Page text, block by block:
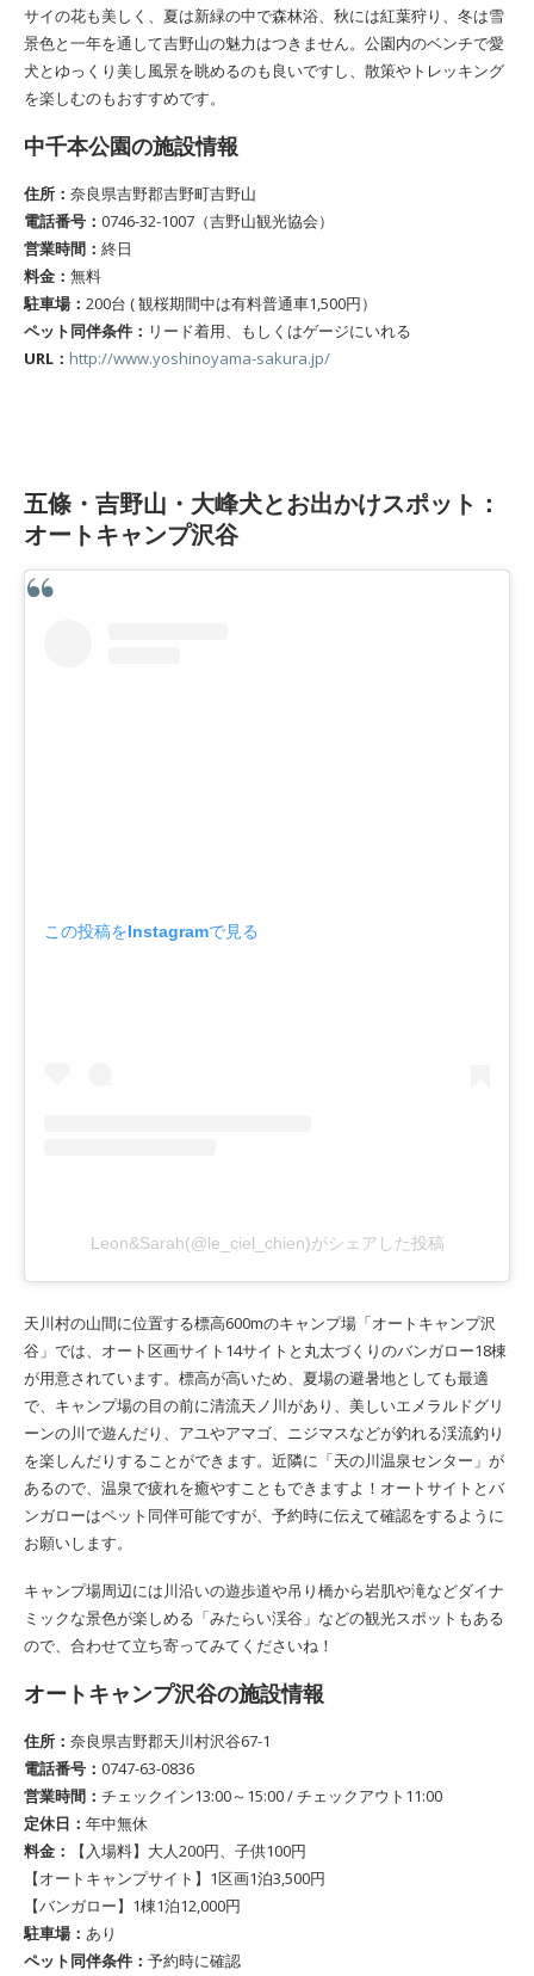
サイの花も美しく、夏は新緑の中で森林浴、秋には紅葉狩り、冬は雪
景色と一年を通して吉野山の魅力はつきません。公園内のベンチで愛
犬とゆっくり美し風景を眺めるのも良いですし、散策やトレッキング
を楽しむのもおすすめです。
中千本公園の施設情報
住所： 奈良県吉野郡吉野町吉野山
電話番号： 0746-32-1007（吉野山観光協会）
営業時間： 終日
料金： 無料
駐車場： 200台 ( 観桜期間中は有料普通車1,500円）
ペット同伴条件： リード着用、もしくはゲージにいれる
URL： http://www.yoshinoyama-sakura.jp/
五條・吉野山・大峰犬とお出かけスポット：
オートキャンプ沢谷
この投稿をInstagramで見る
Leon&Sarah(@le_ciel_chien)がシェアした投稿
天川村の山間に位置する標高600mのキャンプ場「オートキャンプ沢
谷」では、オート区画サイト14サイトと丸太づくりのバンガロー18棟
が用意されています。標高が高いため、夏場の避暑地としても最適
で、キャンプ場の目の前に清流天ノ川があり、美しいエメラルドグリ
ーンの川で遊んだり、アユやアマゴ、ニジマスなどが釣れる渓流釣り
を楽しんだりすることができます。近隣に「天の川温泉センター」が
あるので、温泉で疲れを癒やすこともできますよ！オートサイトとバ
ンガローはペット同伴可能ですが、予約時に伝えて確認をするように
お願いします。
キャンプ場周辺には川沿いの遊歩道や吊り橋から岩肌や滝などダイナ
ミックな景色が楽しめる「みたらい渓谷」などの観光スポットもある
ので、合わせて立ち寄ってみてくださいね！
オートキャンプ沢谷の施設情報
住所： 奈良県吉野郡天川村沢谷67-1
電話番号： 0747-63-0836
営業時間： チェックイン13:00～15:00 / チェックアウト11:00
定休日： 年中無休
料金：
【入場料】大人200円、子供100円
【オートキャンプサイト】1区画1泊3,500円
【バンガロー】1棟1泊12,000円
駐車場： あり
ペット同伴条件： 予約時に確認